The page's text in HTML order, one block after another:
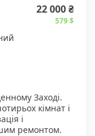
22 000 ₴
579 $
Заході.
кімнат і
і
ремонтом.